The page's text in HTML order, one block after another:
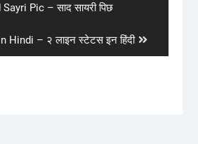
Sayri Pic – साद सायरी पिछ
Hindi – २ लाइन स्टेटस इन हिंदी